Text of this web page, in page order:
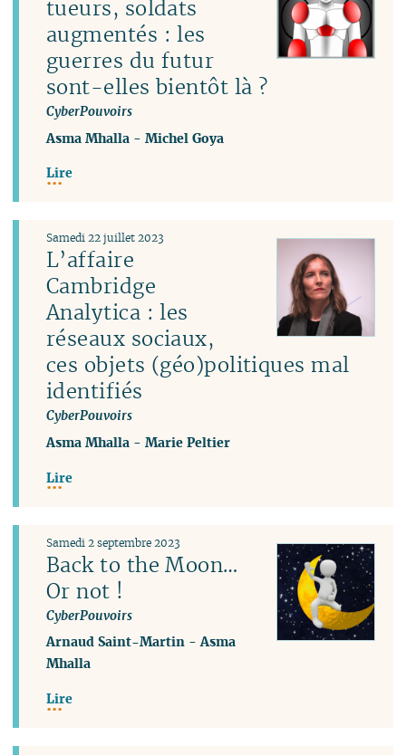
tueurs, soldats
augmentés : les
guerres du futur
sont-elles bientôt là ?
CyberPouvoirs
Asma Mhalla -Michel Goya
Lire
L’affaire
Cambridge
Analytica : les
réseaux sociaux,
ces objets (géo)politiques mal
identifiés
CyberPouvoirs
Samedi 22 juillet 2023
Asma Mhalla -Marie Peltier
Lire
Back to the Moon…
Or not !
CyberPouvoirs
Samedi 2 septembre 2023
Arnaud Saint-Martin -Asma
Mhalla
Lire